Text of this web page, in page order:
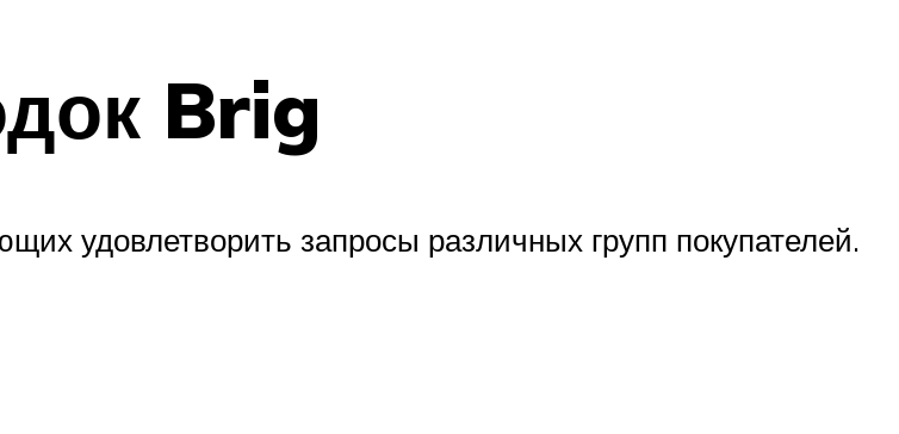
Brig
удовлетворить запросы различных групп покупателей.